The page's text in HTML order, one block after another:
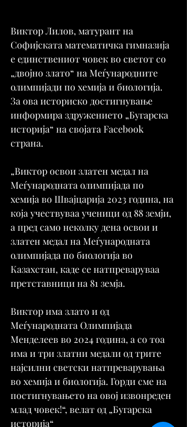
Виктор Лилов, матурант на
Софијската математичка гимназија
е единствениот човек во светот со
„двојно злато“ на Меѓународните
олимпијади по хемија и биологија.
За ова историско достигнување
информира здружението „Бугарска
историја“ на својата Facebook
страна.
„Виктор освои златен медал на
Меѓународната олимпијада по
хемија во Швајцарија 2023 година, на
која учествуваа ученици од 88 земји,
а пред само неколку дена освои и
златен медал на Меѓународната
олимпијада по биологија во
Казахстан, каде се натпреваруваа
претставници на 81 земја.
Виктор има злато и од
Меѓународната Олимпијада
Менделеев во 2024 година, а со тоа
има и три златни медали од трите
најсилни светски натпреварувања
во хемија и биологија. Горди сме на
постигнувањето на овој извонреден
млад човек!“, велат од „Бугарска
историја“